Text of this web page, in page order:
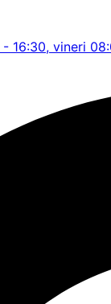
16:30, vineri